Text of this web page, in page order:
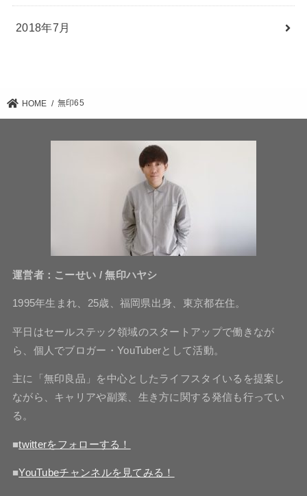
2018年7月
HOME 無印65
運営者：こーせい / 無印ハヤシ
1995年生まれ、25歳、福岡県出身、東京都在住。
平日はセールステック領域のスタートアップで働きなが
ら、個人でブロガー・YouTuberとして活動。
主に「無印良品」を中心としたライフスタイいるを提案し
ながら、キャリアや副業、生き方に関する発信も行ってい
る。
■twitterをフォローする！
■YouTubeチャンネルを見てみる！